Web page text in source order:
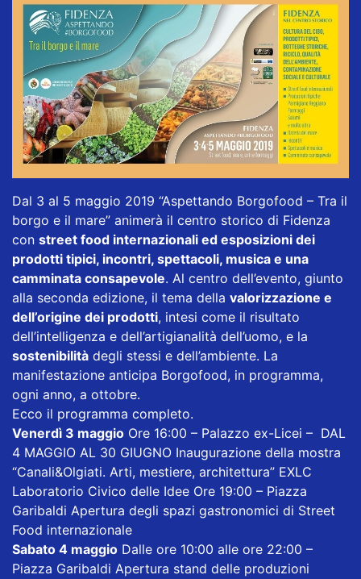
Dal 3 al 5 maggio 2019 “Aspettando Borgofood – Tra il
borgo e il mare” animerà il centro storico di Fidenza
con street food internazionali ed esposizioni dei
prodotti tipici, incontri, spettacoli, musica e una
camminata consapevole. Al centro dell’evento, giunto
alla seconda edizione, il tema della valorizzazione e
dell’origine dei prodotti, intesi come il risultato
dell’intelligenza e dell’artigianalità dell’uomo, e la
sostenibilità degli stessi e dell’ambiente. La
manifestazione anticipa Borgofood, in programma,
ogni anno, a ottobre.
Ecco il programma completo.
Venerdì 3 maggio Ore 16:00 – Palazzo ex-Licei – DAL
4 MAGGIO AL 30 GIUGNO Inaugurazione della mostra
“Canali&Olgiati. Arti, mestiere, architettura” EXLC
Laboratorio Civico delle Idee Ore 19:00 – Piazza
Garibaldi Apertura degli spazi gastronomici di Street
Food internazionale
Sabato 4 maggio Dalle ore 10:00 alle ore 22:00 –
Piazza Garibaldi Apertura stand delle produzioni